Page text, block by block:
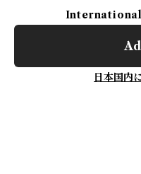
日本国内